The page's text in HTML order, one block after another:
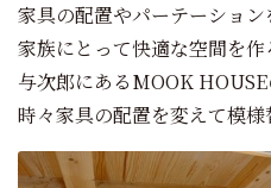
家具の配置やパーテーショ
家族にとって快適な空間を作
与次郎にあるMOOK HOUSE
時々家具の配置を変えて模様